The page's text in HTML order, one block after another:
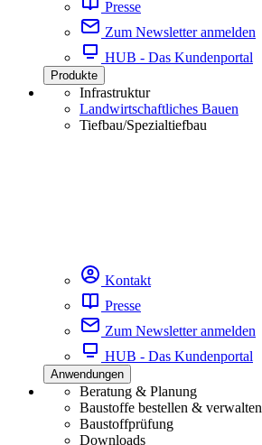
Presse
Zum Newsletter anmelden
HUB - Das Kundenportal
Produkte
Infrastruktur
Landwirtschaftliches Bauen
Tiefbau/Spezialtiefbau
Kontakt
Presse
Zum Newsletter anmelden
HUB - Das Kundenportal
Anwendungen
Beratung & Planung
Baustoffe bestellen & verwalten
Baustoffprüfung
Downloads